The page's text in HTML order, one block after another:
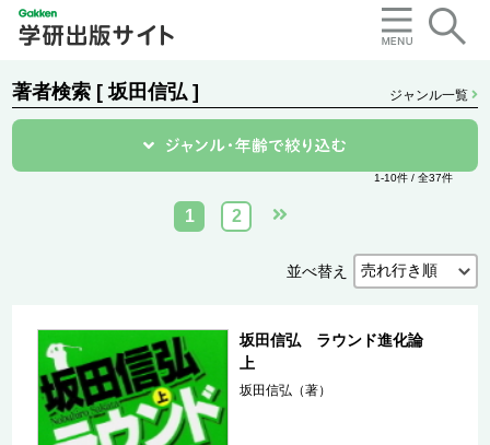
著者検索 [ 坂田信弘 ] ジャンル一覧
1-10件 / 全37件
1 2
並べ替え
坂田信弘 ラウンド進化論
上
坂田信弘（著）